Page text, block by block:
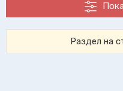
Раздел на